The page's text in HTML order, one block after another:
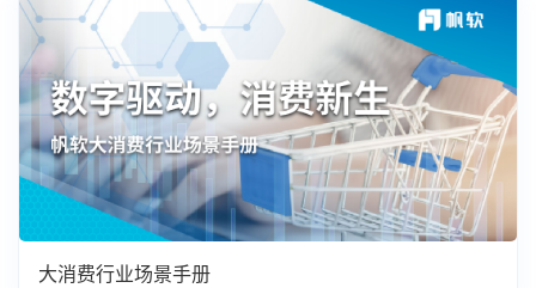
大消费行业场景手册